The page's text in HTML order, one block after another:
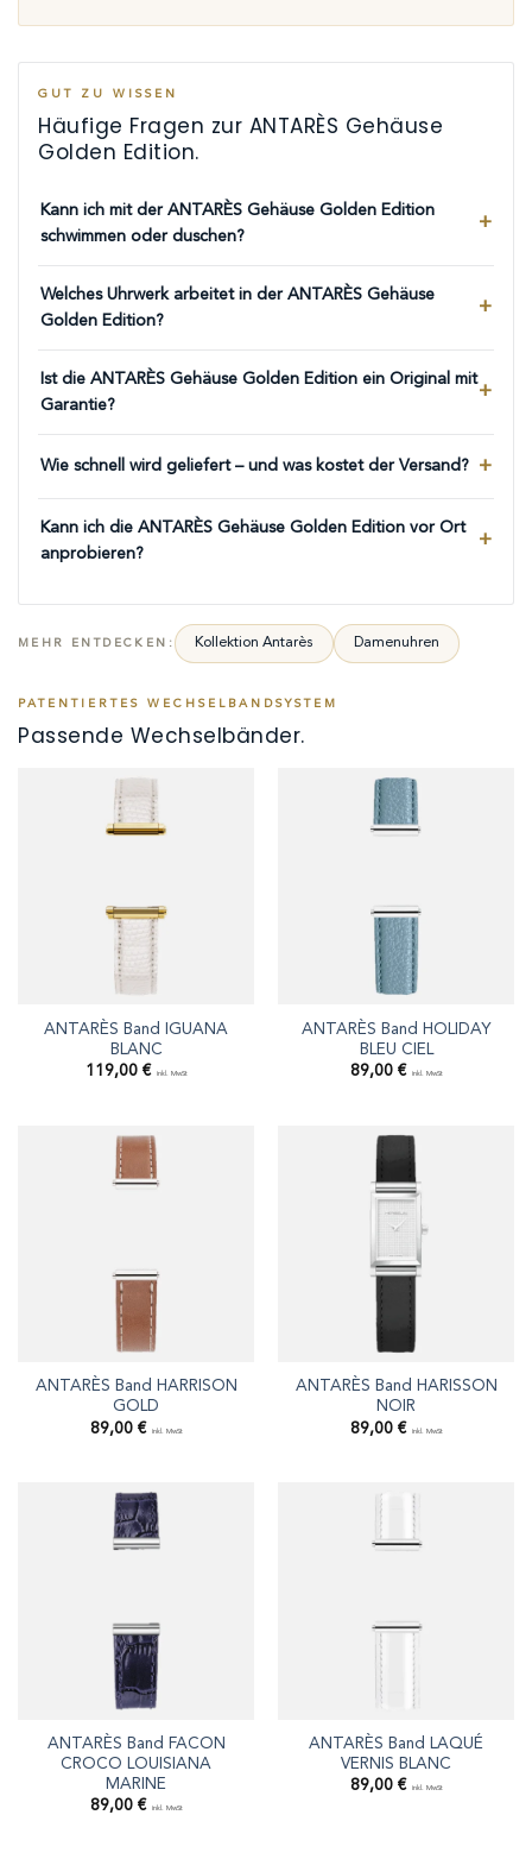
GUT ZU WISSEN
Häufige Fragen zur ANTARÈS Gehäuse
Golden Edition.
Kann ich mit der ANTARÈS Gehäuse Golden Edition
schwimmen oder duschen?
Welches Uhrwerk arbeitet in der ANTARÈS Gehäuse
Golden Edition?
Ist die ANTARÈS Gehäuse Golden Edition ein Original mit
Garantie?
Wie schnell wird geliefert – und was kostet der Versand?
Kann ich die ANTARÈS Gehäuse Golden Edition vor Ort
anprobieren?
MEHR ENTDECKEN: Kollektion Antarès Damenuhren
PATENTIERTES WECHSELBANDSYSTEM
Passende Wechselbänder.
ANTARÈS Band IGUANA
BLANC
119,00 € inkl. MwSt
ANTARÈS Band HOLIDAY
BLEU CIEL
89,00 € inkl. MwSt
ANTARÈS Band HARRISON
GOLD
89,00 € inkl. MwSt
ANTARÈS Band HARISSON
NOIR
89,00 € inkl. MwSt
ANTARÈS Band FACON
CROCO LOUISIANA
MARINE
89,00 € inkl. MwSt
ANTARÈS Band LAQUÉ
VERNIS BLANC
89,00 € inkl. MwSt